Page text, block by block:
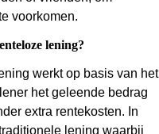
voorkomen.
lening?
werkt op basis van het
het geleende bedrag
extra rentekosten. In
lening waarbij